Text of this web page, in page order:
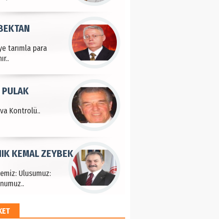
tarımla para
Kontrolü..
PULAK
Ulusumuz:
KEMAL ZEYBEK
HAYRİ PEKER